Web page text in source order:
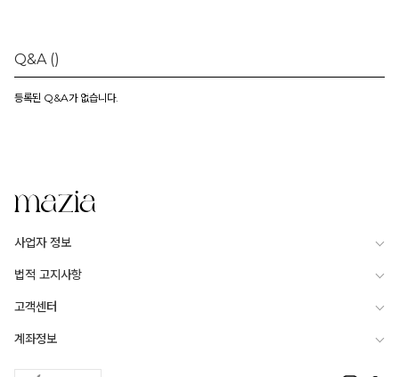
Q&A ()
등록된 Q&A가 없습니다.
사업자 정보
법적 고지사항
고객센터
계좌정보